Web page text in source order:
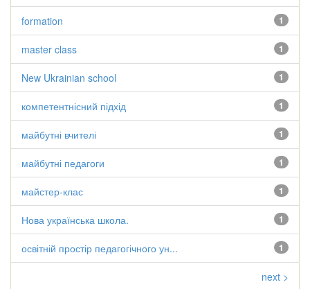
1
formation
1
master class
1
New Ukrainian school
1
компетентнісний підхід
1
майбутні вчителі
1
майбутні педагоги
1
майстер-клас
1
Нова українська школа.
1
освітній простір педагогічного ун...
next >